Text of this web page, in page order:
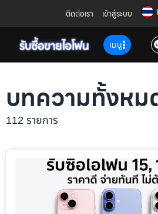
ติดต่อเรา เข้าสู่ระบบ
เมนู
บทความทั้งหม
112 รายการ